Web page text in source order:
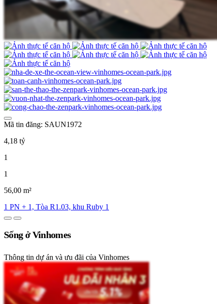
Mã tin đăng: SAUN1972
4,18 tỷ
1
1
56,00 m²
1 PN + 1, Tòa R1.03, khu Ruby 1
Sống ở Vinhomes
Thông tin dự án và ưu đãi của Vinhomes